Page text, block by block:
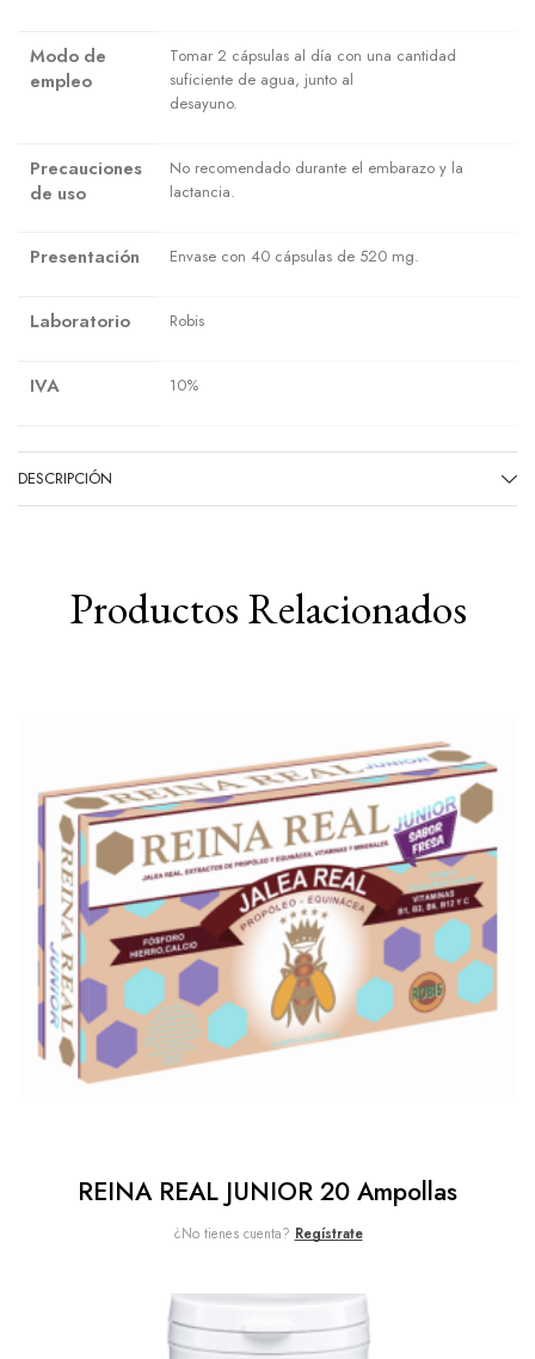
Modo de
empleo
Tomar 2 cápsulas al día con una cantidad
suficiente de agua, junto al
desayuno.
Precauciones
de uso
No recomendado durante el embarazo y la
lactancia.
Presentación Envase con 40 cápsulas de 520 mg.
Laboratorio Robis
IVA 10%
DESCRIPCIÓN
Productos Relacionados
REINA REAL JUNIOR 20 Ampollas
¿No tienes cuenta? Regístrate